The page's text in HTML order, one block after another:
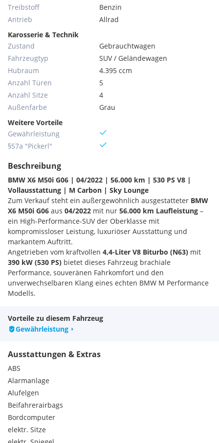
Treibstoff
Benzin
Antrieb
Allrad
Karosserie & Technik
Zustand
Gebrauchtwagen
Fahrzeugtyp
SUV / Geländewagen
Hubraum
4.395 ccm
Anzahl Türen
5
Anzahl Sitze
4
Außenfarbe
Grau
Weitere Vorteile
Gewährleistung
§57a "Pickerl"
Beschreibung
BMW X6 M50i G06 | 04/2022 | 56.000 km | 530 PS V8 |
Vollausstattung | M Carbon | Sky Lounge
Zum Verkauf steht ein außergewöhnlich ausgestatteter BMW
X6 M50i G06 aus 04/2022 mit nur 56.000 km Laufleistung –
ein High-Performance-SUV der Oberklasse mit
kompromissloser Leistung, luxuriöser Ausstattung und
markantem Auftritt.
Angetrieben vom kraftvollen 4,4-Liter V8 Biturbo (N63) mit
390 kW (530 PS) bietet dieses Fahrzeug brachiale
Performance, souveränen Fahrkomfort und den
unverwechselbaren Klang eines echten BMW M Performance
Modells.
Carbon Exterieur-Details
Panorama-Glasdach und dem luxuriösen Merino
Lederinterieur erfüllt dieses Fahrzeug höchste Ansprüche.
BMW X6 M50i G06
Erstzulassung 04/2022
nur 56.000 km
4,4 Liter V8 Biturbo (N63)
390 kW (530 PS)
xDrive Allradantrieb
Adaptives Fahrwerk M Professional
M Sportdifferential
M Sportabgasanlage
Vorteile zu diesem Fahrzeug
Gewährleistung
Ausstattungen & Extras
ABS
Alarmanlage
Alufelgen
Beifahrerairbags
Bordcomputer
elektr. Sitze